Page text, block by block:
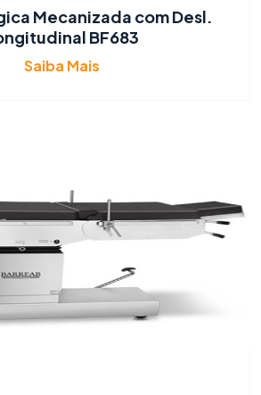
Mecanizada com Desl.
BF683
Saiba Mais